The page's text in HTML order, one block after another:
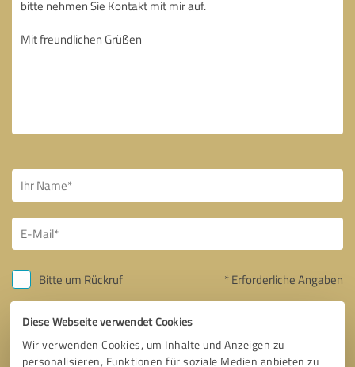
Diese Webseite verwendet Cookies
Wir verwenden Cookies, um Inhalte und Anzeigen zu
personalisieren, Funktionen für soziale Medien anbieten zu
Bitte um Rückruf * Erforderliche Angaben
Nachricht senden
Ich stimme denDatenschutzbestimmungenzu.